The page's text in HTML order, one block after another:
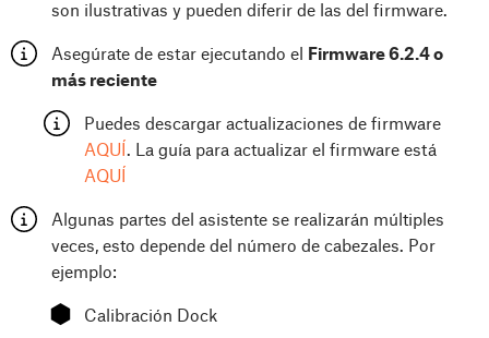
son ilustrativas y pueden diferir de las del firmware.
Asegúrate de estar ejecutando el Firmware 6.2.4 o
más reciente
Puedes descargar actualizaciones de firmware
AQUÍ. La guía para actualizar el firmware está
AQUÍ
Algunas partes del asistente se realizarán múltiples
veces, esto depende del número de cabezales. Por
ejemplo:
⬢ Calibración Dock